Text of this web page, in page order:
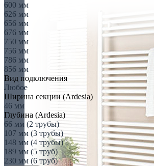
600 мм
626 мм
656 мм
676 мм
750 мм
756 мм
786 мм
856 мм
Вид подключения
Любое
Ширина секции (Ardesia)
46 мм
Глубина (Ardesia)
66 мм (2 трубы)
107 мм (3 трубы)
148 мм (4 трубы)
189 мм (5 труб)
230 мм (6 труб)